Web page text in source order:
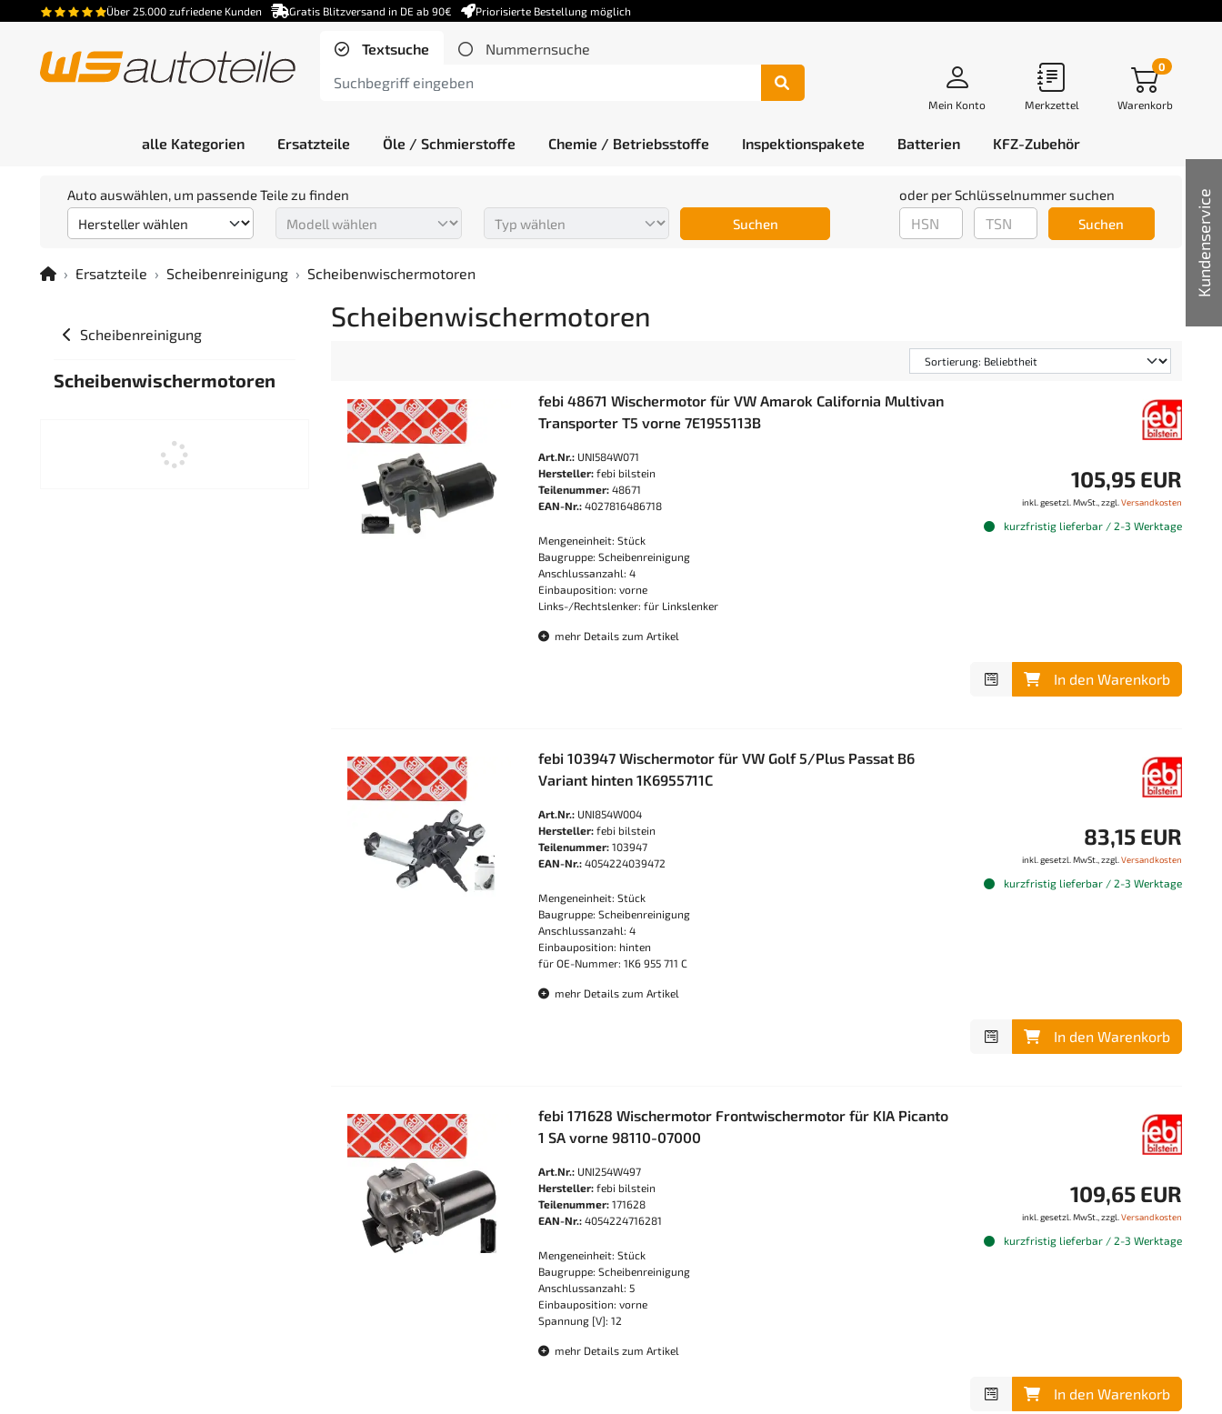
Kundenservice
Über 25.000 zufriedene Kunden Gratis Blitzversand in DE ab 90€ Priorisierte Bestellung möglich
Textsuche Nummernsuche
Mein Konto Merkzettel Warenkorb
0
alle Kategorien Ersatzteile Öle / Schmierstoffe Chemie / Betriebsstoffe Inspektionspakete Batterien KFZ-Zubehör
Auto auswählen, um passende Teile zu finden
Suchen
oder per Schlüsselnummer suchen
Suchen
Ersatzteile Scheibenreinigung Scheibenwischermotoren
Scheibenreinigung
Scheibenwischermotoren
Scheibenwischermotoren
febi 48671 Wischermotor für VW Amarok California Multivan
Transporter T5 vorne 7E1955113B
Art.Nr.: UNI584W071
Hersteller: febi bilstein
Teilenummer: 48671
EAN-Nr.: 4027816486718
Mengeneinheit: Stück
Baugruppe: Scheibenreinigung
Anschlussanzahl: 4
Einbauposition: vorne
Links-/Rechtslenker: für Linkslenker
mehr Details zum Artikel
105,95 EUR
inkl. gesetzl. MwSt., zzgl. Versandkosten
kurzfristig lieferbar / 2-3 Werktage
In den Warenkorb
febi 103947 Wischermotor für VW Golf 5/Plus Passat B6
Variant hinten 1K6955711C
Art.Nr.: UNI854W004
Hersteller: febi bilstein
Teilenummer: 103947
EAN-Nr.: 4054224039472
Mengeneinheit: Stück
Baugruppe: Scheibenreinigung
Anschlussanzahl: 4
Einbauposition: hinten
für OE-Nummer: 1K6 955 711 C
mehr Details zum Artikel
83,15 EUR
inkl. gesetzl. MwSt., zzgl. Versandkosten
kurzfristig lieferbar / 2-3 Werktage
In den Warenkorb
febi 171628 Wischermotor Frontwischermotor für KIA Picanto
1 SA vorne 98110-07000
Art.Nr.: UNI254W497
Hersteller: febi bilstein
Teilenummer: 171628
EAN-Nr.: 4054224716281
Mengeneinheit: Stück
Baugruppe: Scheibenreinigung
Anschlussanzahl: 5
Einbauposition: vorne
Spannung [V]: 12
mehr Details zum Artikel
109,65 EUR
inkl. gesetzl. MwSt., zzgl. Versandkosten
kurzfristig lieferbar / 2-3 Werktage
In den Warenkorb